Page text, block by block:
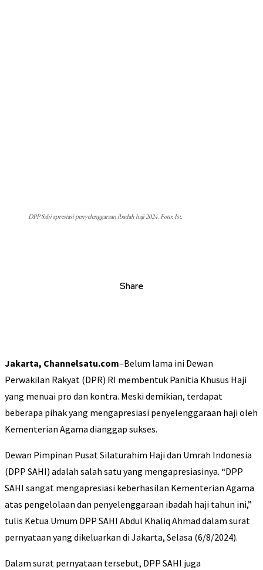
DPP Sahi apresiasi penyelenggaraan ibadah haji 2024. Foto: Ist.
Share
Jakarta, Channelsatu.com–Belum lama ini Dewan
Perwakilan Rakyat (DPR) RI membentuk Panitia Khusus Haji
yang menuai pro dan kontra. Meski demikian, terdapat
beberapa pihak yang mengapresiasi penyelenggaraan haji oleh
Kementerian Agama dianggap sukses.
Dewan Pimpinan Pusat Silaturahim Haji dan Umrah Indonesia
(DPP SAHI) adalah salah satu yang mengapresiasinya. “DPP
SAHI sangat mengapresiasi keberhasilan Kementerian Agama
atas pengelolaan dan penyelenggaraan ibadah haji tahun ini,”
tulis Ketua Umum DPP SAHI Abdul Khaliq Ahmad dalam surat
pernyataan yang dikeluarkan di Jakarta, Selasa (6/8/2024).
Dalam surat pernyataan tersebut, DPP SAHI juga